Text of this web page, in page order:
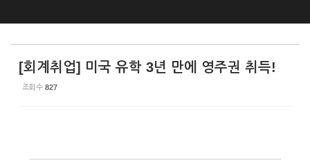
[회계취업] 미국 유학 3년 만에 영주권 취득!
조회 수 827